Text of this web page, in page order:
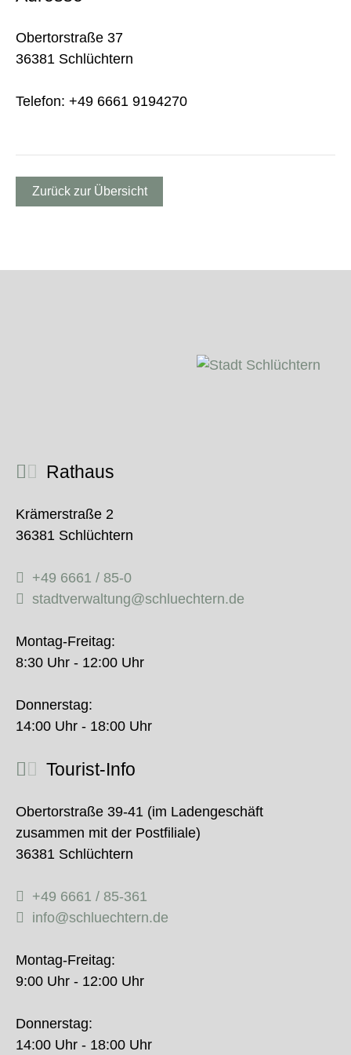
Obertorstraße 37
36381 Schlüchtern
Telefon: +49 6661 9194270
Zurück zur Übersicht
Rathaus
Krämerstraße 2
36381 Schlüchtern
+49 6661 / 85-0
stadtverwaltung@schluechtern.de
Montag-Freitag:
8:30 Uhr - 12:00 Uhr
Donnerstag:
14:00 Uhr - 18:00 Uhr
Tourist-Info
Obertorstraße 39-41 (im Ladengeschäft
zusammen mit der Postfiliale)
36381 Schlüchtern
+49 6661 / 85-361
info@schluechtern.de
Montag-Freitag:
9:00 Uhr - 12:00 Uhr
Donnerstag:
14:00 Uhr - 18:00 Uhr